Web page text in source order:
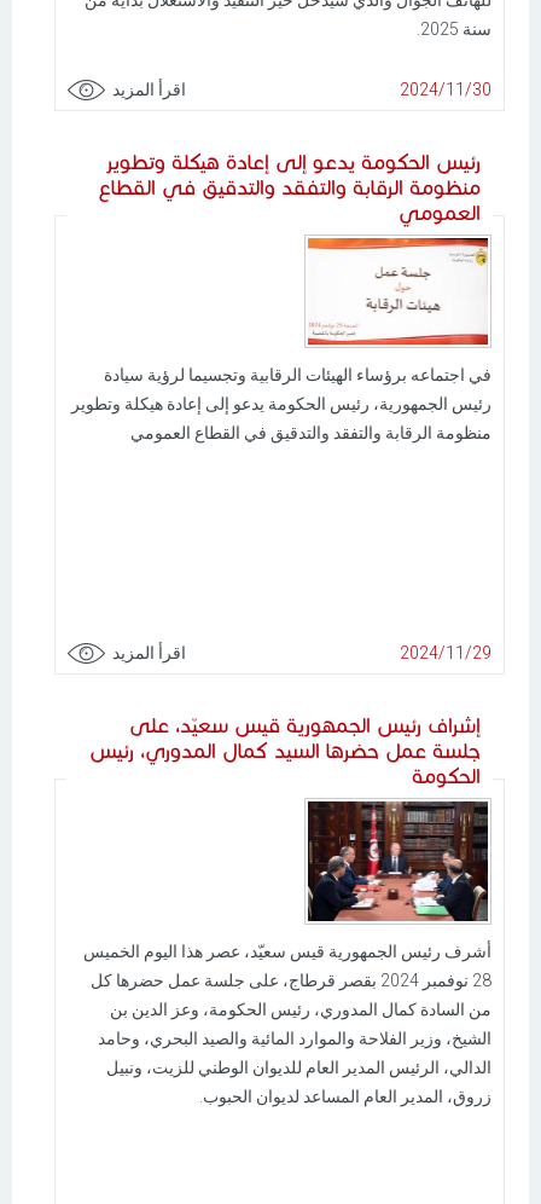
سنة 2025.
2024/11/30 اقرأ المزيد
رئيس الحكومة يدعو إلى إعادة هيكلة وتطوير
منظومة الرقابة والتفقد والتدقيق في القطاع
العمومي
في اجتماعه برؤساء الهيئات الرقابية وتجسيما لرؤية سيادة
رئيس الجمهورية، رئيس الحكومة يدعو إلى إعادة هيكلة وتطوير
منظومة الرقابة والتفقد والتدقيق في القطاع العمومي
2024/11/29 اقرأ المزيد
إشراف رئيس الجمهورية قيس سعيّد، على
جلسة عمل حضرها السيد كمال المدوري، رئيس
الحكومة
أشرف رئيس الجمهورية قيس سعيّد، عصر هذا اليوم الخميس
28 نوفمبر 2024 بقصر قرطاج، على جلسة عمل حضرها كل
من السادة كمال المدوري، رئيس الحكومة، وعز الدين بن
الشيخ، وزير الفلاحة والموارد المائية والصيد البحري، وحامد
الدالي، الرئيس المدير العام للديوان الوطني للزيت، ونبيل
زروق، المدير العام المساعد لديوان الحبوب.